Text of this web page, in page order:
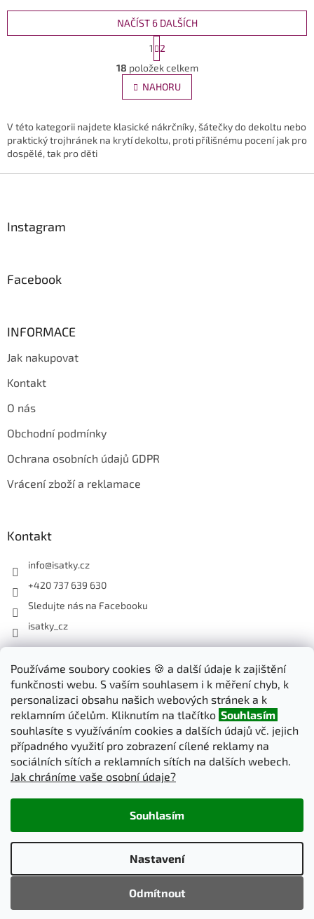
Používáme soubory cookies 🍪 a další údaje k zajištění
funkčnosti webu. S vaším souhlasem i k měření chyb, k
personalizaci obsahu našich webových stránek a k
reklamním účelům. Kliknutím na tlačítko Souhlasím
souhlasíte s využíváním cookies a dalších údajů vč. jejich
případného využití pro zobrazení cílené reklamy na
sociálních sítích a reklamních sítích na dalších webech.
Jak chráníme vaše osobní údaje?
Nastavení
Odmítnout
Souhlasím
O
v
l
á
a
c
NAČÍST 6 DALŠÍCH
S
t
r
á
n
k
v
á
n
1
2
18 položek celkem
NAHORU
V této kategorii najdete klasické nákrčníky, šátečky do dekoltu nebo
praktický trojhránek na krytí dekoltu, proti přílišnému pocení jak pro
dospělé, tak pro děti
Instagram
Facebook
INFORMACE
Jak nakupovat
Kontakt
O nás
Obchodní podmínky
Ochrana osobních údajů GDPR
Vrácení zboží a reklamace
Kontakt
info@isatky.cz
+420 737 639 630
Sledujte nás na Facebooku
isatky_cz
Odebírat newsletter
Vložte svůj e-mail a my vám budeme zasílat informace o nových
produktech na našem e-shopu.
E-mail
PŘIHLÁSIT SE
nastavení cookies